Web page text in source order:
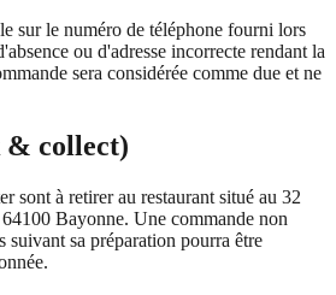
sur le numéro de téléphone fourni lors
ou d'adresse incorrecte rendant la
sera considérée comme due et ne
collect)
sont à retirer au restaurant situé au 32
Bayonne. Une commande non
suivant sa préparation pourra être